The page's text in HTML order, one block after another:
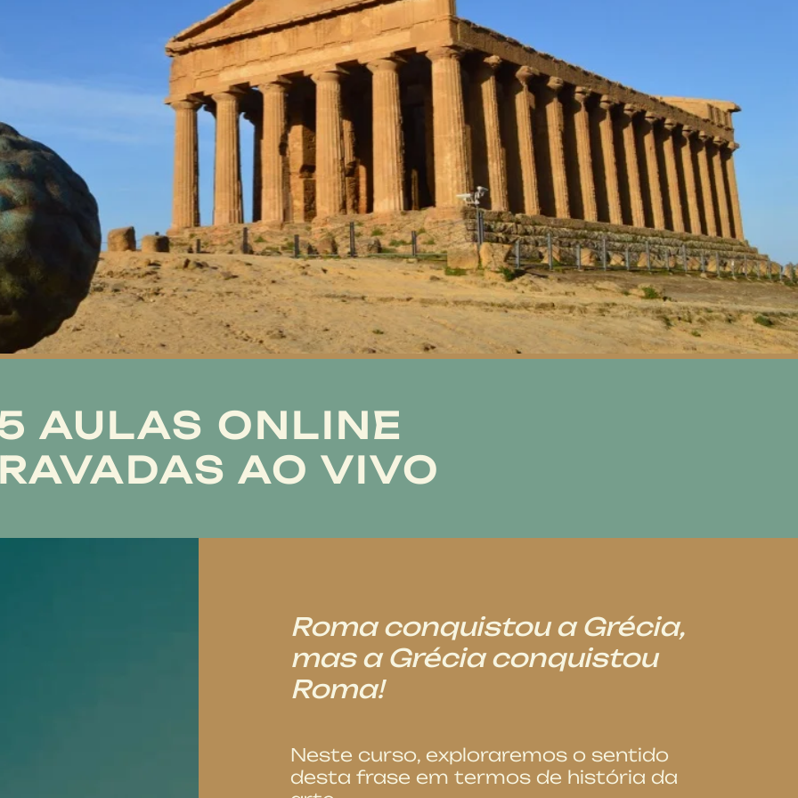
AULAS ONLINE
AO VIVO
Roma conquistou a Grécia,
mas a Grécia conquistou
Roma!
Neste curso, exploraremos o sentido
desta frase em termos de história da